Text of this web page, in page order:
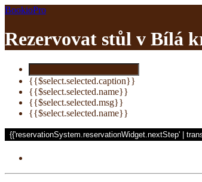
BookioPro
Rezervovat stůl v Bílá
{{$select.selected.caption}}
{{$select.selected.name}}
{{$select.selected.msg}}
{{$select.selected.name}}